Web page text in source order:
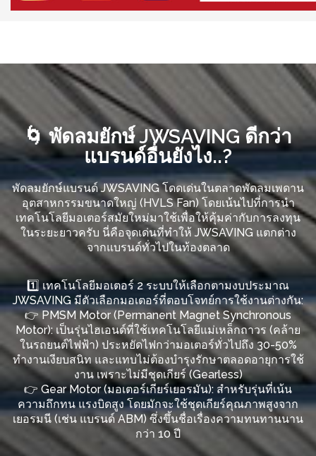
🌀 พัดลมยักษ์ JWSAVING ดีกว่า
แบรนด์อื่นยังไง..?
พัดลมยักษ์แบรนด์ JWSAVING โดดเด่นในตลาดพัดลมเพดาน
อุตสาหกรรมขนาดใหญ่ (HVLS Fan) โดยเน้นไปที่การนำ
เทคโนโลยีมอเตอร์สมัยใหม่มาใช้เพื่อให้คุ้มค่ากับการลงทุน
ในระยะยาวครับ นี่คือจุดเด่นที่ทำให้ JWSAVING แตกต่าง
จากแบรนด์ทั่วไปในท้องตลาด
1️⃣ เทคโนโลยีมอเตอร์ 2 ระบบให้เลือกตามงบประมาณ
JWSAVING มีตัวเลือกมอเตอร์ที่ตอบโจทย์การใช้งานต่างกัน:
👉 PMSM Motor (Permanent Magnet Synchronous
Motor): เป็นรุ่นไฮเอนด์ที่ใช้เทคโนโลยีแม่เหล็กถาวร (คล้าย
ในรถยนต์ไฟฟ้า) ประหยัดไฟกว่ามอเตอร์ทั่วไปถึง 30-50%
ทำงานเงียบสนิท และแทบไม่ต้องบำรุงรักษาตลอดอายุการใช้
งาน เพราะไม่มีชุดเกียร์ (Gearless)
👉 Gear Motor (มอเตอร์เกียร์เยอรมัน): สำหรับรุ่นที่เน้น
ความถึกทน แรงบิดสูง โดยมักจะใช้ชุดเกียร์คุณภาพสูงจาก
เยอรมนี (เช่น แบรนด์ ABM) ซึ่งขึ้นชื่อเรื่องความทนทานนาน
กว่า 10 ปี